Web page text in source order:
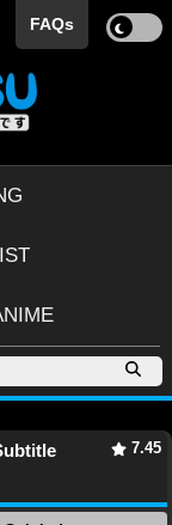
FAQs
7.45